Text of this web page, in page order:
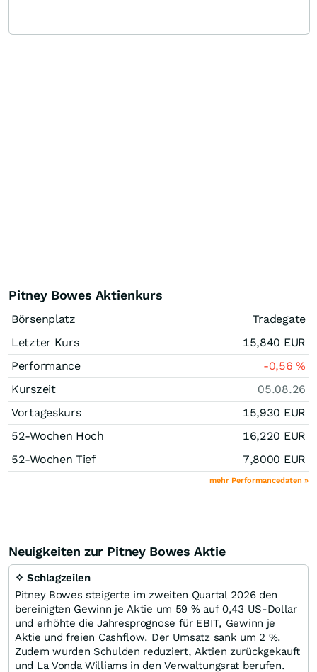
Pitney Bowes Aktienkurs
Börsenplatz
Tradegate
Letzter Kurs
15,840 EUR
Performance
-0,56%
Kurszeit
05.08.26
Vortageskurs
15,930 EUR
52-Wochen Hoch
16,220 EUR
52-Wochen Tief
7,8000 EUR
mehr Performancedaten »
Neuigkeiten zur Pitney Bowes Aktie
✧ Schlagzeilen
Pitney Bowes steigerte im zweiten Quartal 2026 den
bereinigten Gewinn je Aktie um 59 % auf 0,43 US-Dollar
und erhöhte die Jahresprognose für EBIT, Gewinn je
Aktie und freien Cashflow. Der Umsatz sank um 2 %.
Zudem wurden Schulden reduziert, Aktien zurückgekauft
und La Vonda Williams in den Verwaltungsrat berufen.